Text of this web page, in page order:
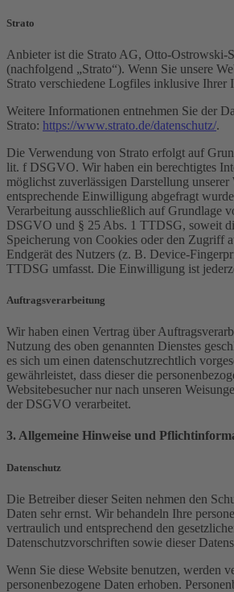
Strato
Anbieter ist die Strato AG, Otto-Ostrowski-
(nachfolgend „Strato“). Wenn Sie unsere
Strato verschiedene Logfiles inklusive Ihrer
Weitere Informationen entnehmen Sie der
Strato: https://www.strato.de/datenschutz/.
Die Verwendung von Strato erfolgt auf
lit. f DSGVO. Wir haben ein berechtigtes
möglichst zuverlässigen Darstellung unserer
entsprechende Einwilligung abgefragt
Verarbeitung ausschließlich auf Grundlage
DSGVO und § 25 Abs. 1 TTDSG, soweit
Speicherung von Cookies oder den Zugriff
Endgerät des Nutzers (z. B. Device-
TTDSG umfasst. Die Einwilligung ist
Auftragsverarbeitung
Wir haben einen Vertrag über
Nutzung des oben genannten Dienstes
es sich um einen datenschutzrechtlich
gewährleistet, dass dieser die
Websitebesucher nur nach unseren
der DSGVO verarbeitet.
3. Allgemeine Hinweise und
Datenschutz
Die Betreiber dieser Seiten nehmen den
Daten sehr ernst. Wir behandeln Ihre
vertraulich und entsprechend den
Datenschutzvorschriften sowie dieser
Wenn Sie diese Website benutzen, werden
personenbezogene Daten erhoben.